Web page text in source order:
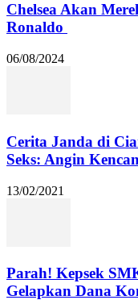
Chelsea Akan
Ronaldo
06/08/2024
Cerita Janda di
Seks: Angin
13/02/2021
Parah! Kepsek
Gelapkan Dana